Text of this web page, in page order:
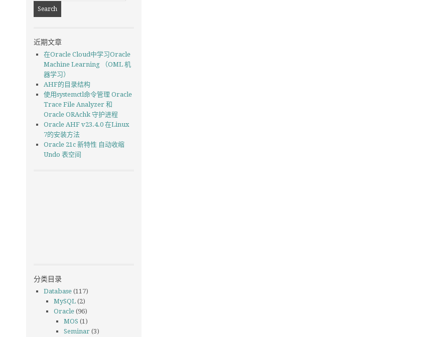
近期文章
在Oracle Cloud中学习Oracle
Machine Learning （OML 机
器学习）
AHF的目录结构
使用systemctl命令管理 Oracle
Trace File Analyzer 和
Oracle ORAchk 守护进程
Oracle AHF v23.4.0 在Linux
7的安装方法
Oracle 21c 新特性 自动收缩
Undo 表空间
分类目录
Database (117)
MySQL (2)
Oracle (96)
MOS (1)
Seminar (3)